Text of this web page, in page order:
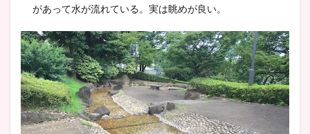
があって水が流れている。実は眺めが良い。